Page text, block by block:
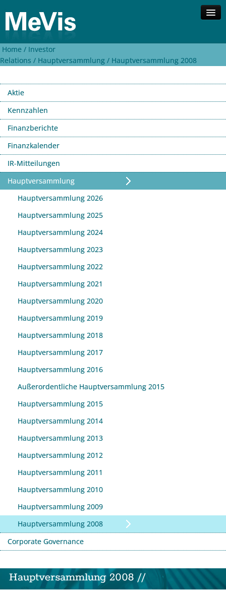
Unternehmen
Lösungen
Investor Relations
Kontakt
Suche
English
Home / Investor
Relations / Hauptversammlung / Hauptversammlung 2008
Aktie
Kennzahlen
Finanzberichte
Finanzkalender
IR-Mitteilungen
Hauptversammlung
Hauptversammlung 2026
Hauptversammlung 2025
Hauptversammlung 2024
Hauptversammlung 2023
Hauptversammlung 2022
Hauptversammlung 2021
Hauptversammlung 2020
Hauptversammlung 2019
Hauptversammlung 2018
Hauptversammlung 2017
Hauptversammlung 2016
Außerordentliche Hauptversammlung 2015
Hauptversammlung 2015
Hauptversammlung 2014
Hauptversammlung 2013
Hauptversammlung 2012
Hauptversammlung 2011
Hauptversammlung 2010
Hauptversammlung 2009
Hauptversammlung 2008
Corporate Governance
Hauptversammlung 2008 //